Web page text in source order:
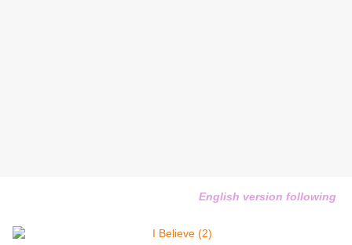
English version following